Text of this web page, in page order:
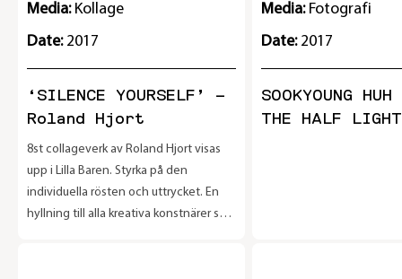
Media: Kollage
Date: 2017
‘SILENCE YOURSELF’ –
Roland Hjort
8st collageverk av Roland Hjort visas
upp i Lilla Baren. Styrka på den
individuella rösten och uttrycket. En
hyllning till alla kreativa konstnärer som
Media: Fotografi
Date: 2017
SOOKYOUNG
THE HALF